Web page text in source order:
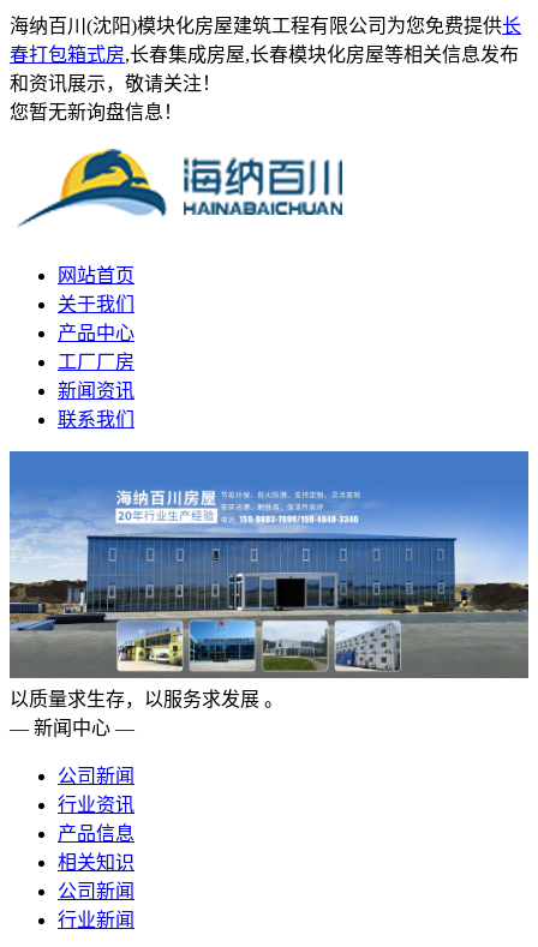
海纳百川(沈阳)模块化房屋建筑工程有限公司为您免费提供长
春打包箱式房,长春集成房屋,长春模块化房屋等相关信息发布
和资讯展示，敬请关注！
您暂无新询盘信息！
网站首页
关于我们
产品中心
工厂厂房
新闻资讯
联系我们
以质量求生存，以服务求发展 。
— 新闻中心 —
公司新闻
行业资讯
产品信息
相关知识
公司新闻
行业新闻